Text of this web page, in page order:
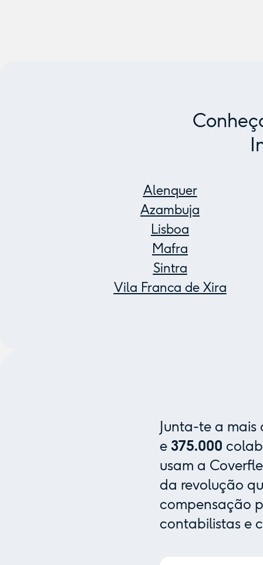
Alenquer
Azambuja
Lisboa
Mafra
Sintra
Vila Franca de Xira
Junta-te a
e 375.000
usam a
da revolução
compensação
contabilistas e